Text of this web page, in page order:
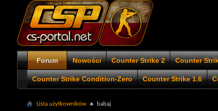
Forum Nowości Counter Strike 2 Counter
Counter Strike Condition-Zero Counter Strike 1.6
Lista użytkowników babaj